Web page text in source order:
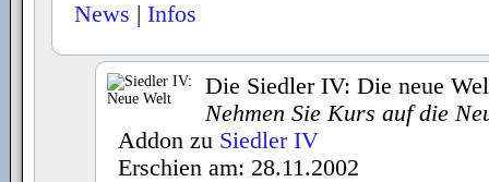
News | Infos
Die Siedler IV: Die neue
Nehmen Sie Kurs auf die
Addon zu Siedler IV
Erschien am: 28.11.2002